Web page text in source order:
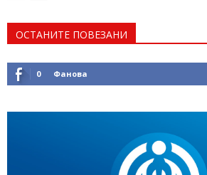
ОСТАНИТЕ ПОВЕЗАНИ
0 Фанова